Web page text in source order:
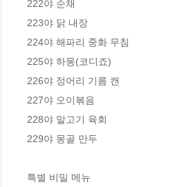
222야 순채
223야 닭 내장
224야 해파리 중화 무침
225야 하몽(코디죠)
226야 정어리 기름 캔
227야 오이볶음
228야 말고기 육회
229야 몽골 만두
특별 비밀 메뉴